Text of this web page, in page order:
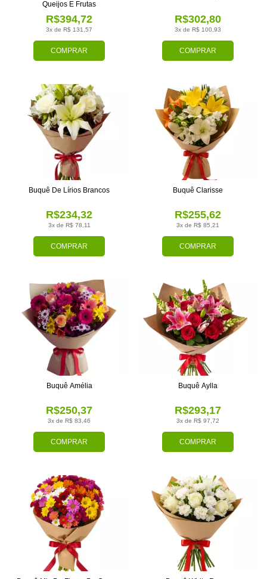
COMPRAR
3x de R$ 131,57
R$394,72
Queijos E Frutas
COMPRAR
3x de R$ 100,93
R$302,80
COMPRAR
3x de R$ 78,11
R$234,32
Buquê De Lírios Brancos
COMPRAR
3x de R$ 85,21
R$255,62
Buquê Clarisse
COMPRAR
3x de R$ 83,46
R$250,37
Buquê Amélia
COMPRAR
3x de R$ 97,72
R$293,17
Buquê Aylla